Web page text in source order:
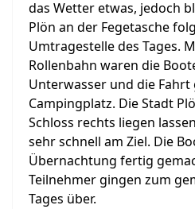
das Wetter etwas, jedoch
Plön an der Fegetasche
Umtragestelle des Tages.
Rollenbahn waren die
Unterwasser und die
Campingplatz. Die Stadt
Schloss rechts liegen
sehr schnell am Ziel. Die
Übernachtung fertig
Teilnehmer gingen zum
Tages über.